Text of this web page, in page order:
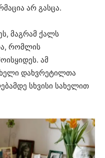
არ გასცა.
მაგრამ ქალს
რომლის
ამ
დახვრეტილთა
სხვისი სახელით